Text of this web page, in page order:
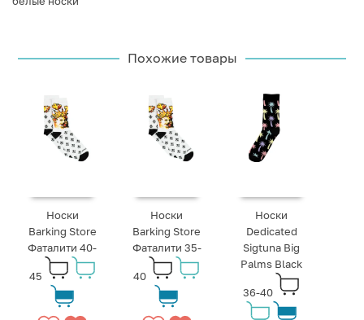
Похожие товары
Носки
Barking Store
Фаталити 40-
45
Носки
Barking Store
Фаталити 35-
40
Носки
Dedicated
Sigtuna Big
Palms Black
36-40